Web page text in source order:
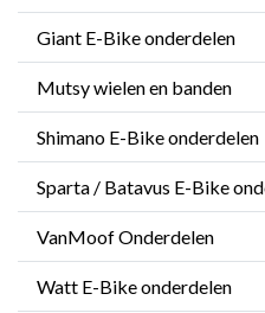
Giant E-Bike onderdelen
Mutsy wielen en banden
Shimano E-Bike onderdelen
VanMoof Onderdelen
Watt E-Bike onderdelen